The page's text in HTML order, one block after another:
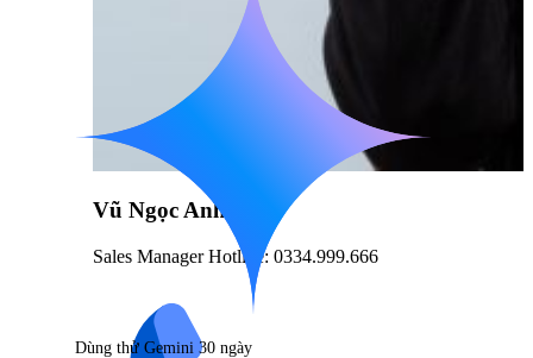
Vũ Ngọc Anh
Sales Manager Hotline: 0334.999.666
Dùng thử Gemini 30 ngày